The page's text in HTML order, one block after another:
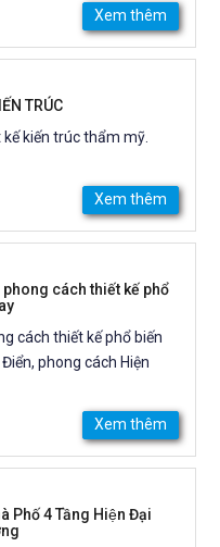
Xem thêm
TRÚC
kế kiến trúc thẩm mỹ.
Xem thêm
phong cách thiết kế phổ
cách thiết kế phổ biến
phong cách Hiện
Xem thêm
Phố 4 Tầng Hiện Đại